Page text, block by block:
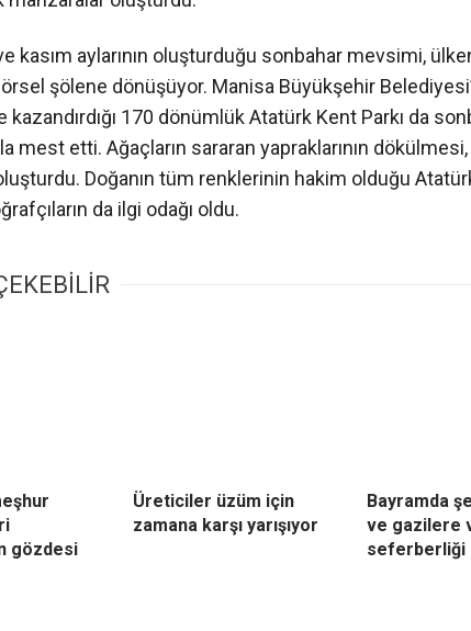
kasım aylarının oluşturduğu sonbahar mevsimi,
şölene dönüşüyor. Manisa Büyükşehir
kazandırdığı 170 dönümlük Atatürk Kent Parkı da
mest etti. Ağaçların sararan yapraklarının
Doğanın tüm renklerinin hakim olduğu
da ilgi odağı oldu.
gözdesi
Üreticiler üzüm için
zamana karşı yarışıyor
Bayramda
ve gazilere
seferberliği